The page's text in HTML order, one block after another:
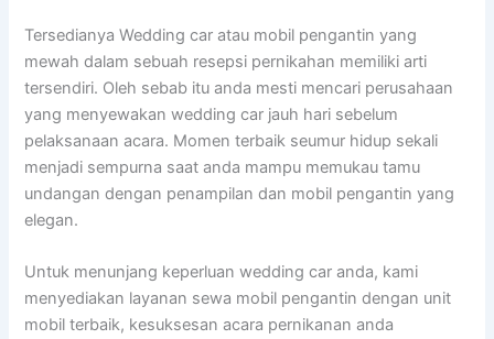
Tersedianya Wedding car atau mobil pengantin yang
mewah dalam sebuah resepsi pernikahan memiliki arti
tersendiri. Oleh sebab itu anda mesti mencari perusahaan
yang menyewakan wedding car jauh hari sebelum
pelaksanaan acara. Momen terbaik seumur hidup sekali
menjadi sempurna saat anda mampu memukau tamu
undangan dengan penampilan dan mobil pengantin yang
elegan.
Untuk menunjang keperluan wedding car anda, kami
menyediakan layanan sewa mobil pengantin dengan unit
mobil terbaik, kesuksesan acara pernikanan anda